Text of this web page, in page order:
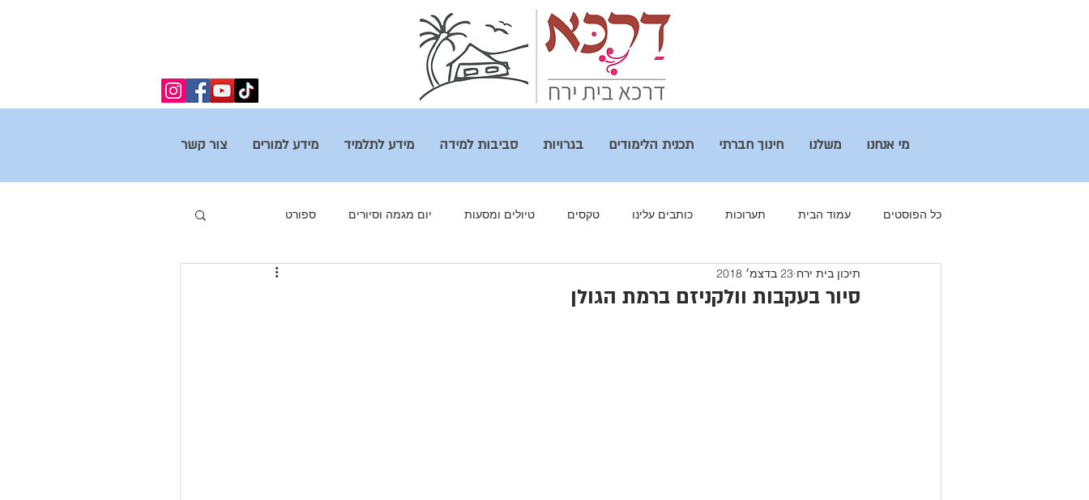
מי אנחנו משלנו חינוך חברתי תכנית הלימודים בגרויות סביבות למידה מידע לתלמיד מידע למורים צור קשר
כל הפוסטים עמוד הבית תערוכות כותבים עלינו טקסים טיולים ומסעות יום מגמה וסיורים ספורט
חינוך חברתי מולד ירח הבוגרים שלנו
סיור בעקבות וולקניזם ברמת הגולן
תיכון בית ירח 23 בדצמ׳ 2018